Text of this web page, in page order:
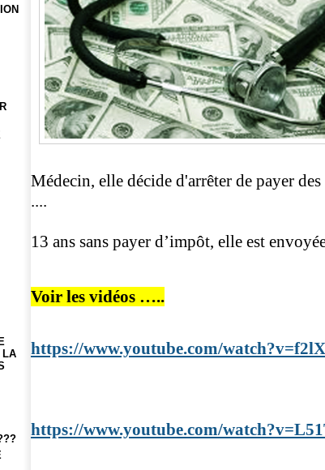
LA
Médecin, elle décide d'arrêter de payer
....
13 ans sans payer d’impôt, elle est
Voir les vidéos …..
https://www.youtube.com/
https://www.youtube.com/